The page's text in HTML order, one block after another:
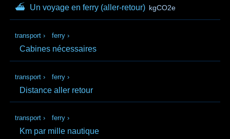
⛴ Un voyage en ferry (aller‑retour) kgCO2e
transport › ferry ›
Cabines nécessaires
transport › ferry ›
Distance aller retour
transport › ferry ›
Km par mille nautique